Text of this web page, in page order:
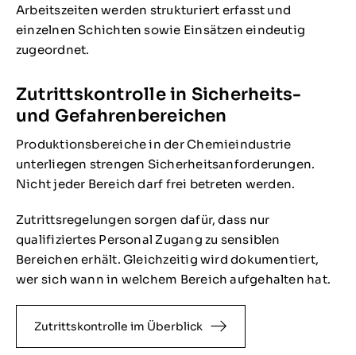
Arbeitszeiten werden strukturiert erfasst und
einzelnen Schichten sowie Einsätzen eindeutig
zugeordnet.
Zutrittskontrolle in Sicherheits-
und Gefahrenbereichen
Produktionsbereiche in der Chemieindustrie
unterliegen strengen Sicherheitsanforderungen.
Nicht jeder Bereich darf frei betreten werden.
Zutrittsregelungen sorgen dafür, dass nur
qualifiziertes Personal Zugang zu sensiblen
Bereichen erhält. Gleichzeitig wird dokumentiert,
wer sich wann in welchem Bereich aufgehalten hat.
Zutrittskontrolle im Überblick